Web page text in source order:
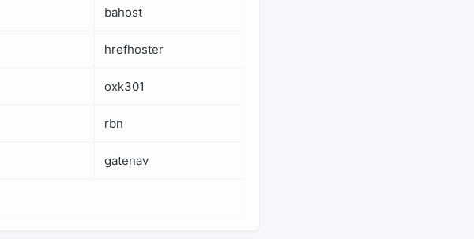
bahost
hrefhoster
oxk301
rbn
gatenav